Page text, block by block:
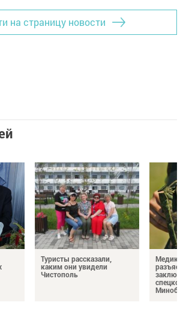
на страницу новости
Туристы рассказали,
каким они увидели
Чистополь